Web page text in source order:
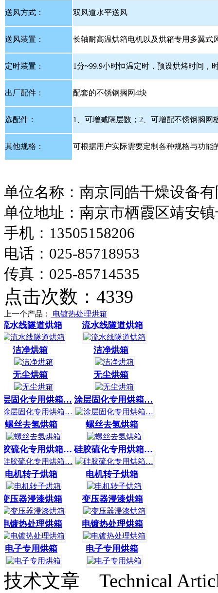
送风方式： 双风道水平送风
送风装置： 长轴耐高温烘箱电机以及烘箱专用多翼式
定时装置： 1分~99.9小时恒温定时，预设烘烤时间，
出厂配件： 配套的不锈钢搁网4块
选配件： 1、可增减隔层数；2、可增配不锈钢搁
其他规格： 可根据用户实际需要定制各种规格与功能
单位名称：南京同皓干燥设备
单位地址：南京市栖霞区靖安
手机：13505158206
电话：025-85718953
传真：025-85714535
点击次数：4339
上一个产品： 电镀热处理烘箱
水线隧道烘箱
洁净烘箱
无尘烘箱
固化专用烘箱…
丝去氢烘箱
硫化专用烘箱…
机转子烘箱
压器浸漆烘箱
镀热处理烘箱
子专用烘箱
流水线隧道烘箱
洁净烘箱
无尘烘箱
涂层固化专用烘箱…
螺丝去氢烘箱
硅胶硫化专用烘箱…
电机转子烘箱
变压器浸漆烘箱
电镀热处理烘箱
电子专用烘箱
技术文章 Technical